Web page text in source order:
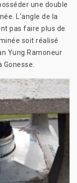
une double
L'angle de la
pas faire plus de
soit réalisé
Yung Ramoneur